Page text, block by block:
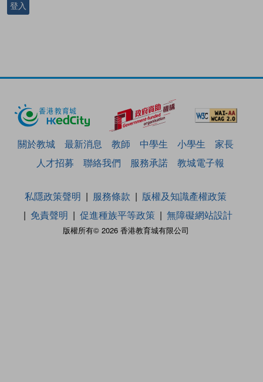
登入
關於教城 最新消息 教師 中學生 小學生
家長
人才招募
聯絡我們 服務承諾 教城電子報
版權所有© 2026 香港教育城有限公司
私隱政策聲明 服務條款
版權及知識產權政策
免責聲明
促進種族平等政策 無障礙網站設計